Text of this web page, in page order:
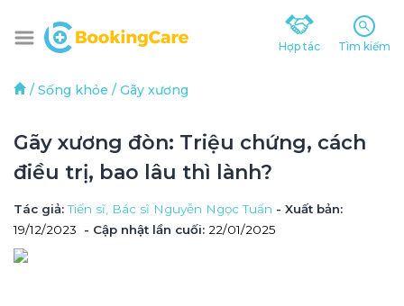
Hợp tác Tìm kiếm
/ Sống khỏe / Gãy xương
Gãy xương đòn: Triệu chứng, cách
điều trị, bao lâu thì lành?
Tác giả: Tiến sĩ, Bác sĩ Nguyễn Ngọc Tuấn
19/12/2023
- Cập nhật lần cuối: 22/01/2025